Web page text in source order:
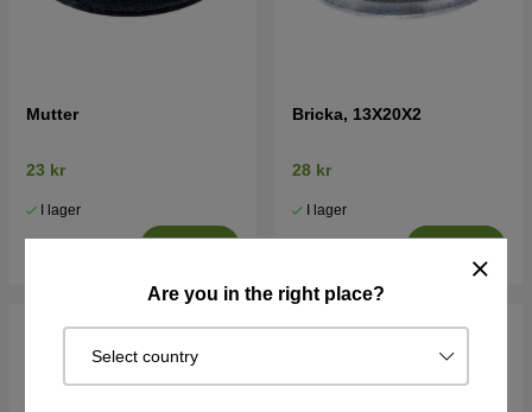
Are you in the right place?
Select country
Mutter
23 kr
I lager
Bricka, 13X20X2
28 kr
I lager